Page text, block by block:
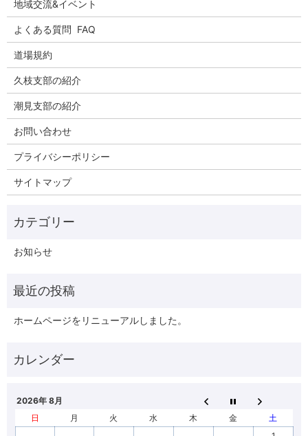
地域交流&イベント
よくある質問 FAQ
道場規約
久枝支部の紹介
潮見支部の紹介
お問い合わせ
プライバシーポリシー
サイトマップ
お知らせ
ホームページをリニューアルしました。
2026年 8月
日
月 火 水 木 金
土